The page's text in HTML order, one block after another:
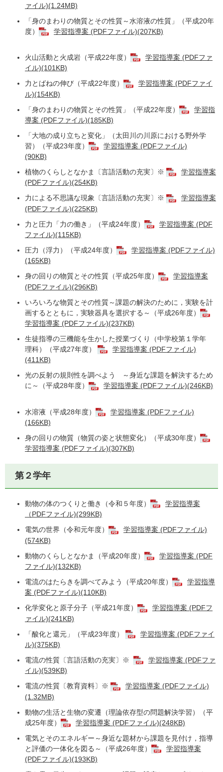
ァイル)(1.24MB)
「身のまわりの物質とその性質～水溶液の性質」（平成20年
度）
学習指導案 (PDFファイル)(207KB)
火山活動と火成岩（平成22年度）
学習指導案 (PDFファ
イル)(101KB)
力とばねの伸び（平成22年度）
学習指導案 (PDFファイ
ル)(154KB)
「身のまわりの物質とその性質」（平成22年度）
学習指
導案 (PDFファイル)(185KB)
「大地の成り立ちと変化」（太田川の川原における野外学
習）（平成23年度）
学習指導案 (PDFファイル)
(90KB)
植物のくらしとなかま〔言語活動の充実〕※
学習指導案
(PDFファイル)(254KB)
力による不思議な現象〔言語活動の充実〕※
学習指導案
(PDFファイル)(225KB)
力と圧力「力の働き」（平成24年度）
学習指導案 (PDF
ファイル)(115KB)
圧力（浮力）（平成24年度）
学習指導案 (PDFファイル)
(165KB)
身の回りの物質とその性質（平成25年度）
学習指導案
(PDFファイル)(296KB)
いろいろな物質とその性質～課題の解決のために，実験を計
画するとともに，実験器具を選択する～（平成26年度）
学習指導案 (PDFファイル)(237KB)
生徒指導の三機能を生かした授業づくり（中学校第１学年
理科）（平成27年度）
学習指導案 (PDFファイル)
(411KB)
光の反射の規則性を調べよう ～身近な課題を解決するため
に～（平成28年度）
学習指導案 (PDFファイル)(246KB)
水溶液（平成28年度）
学習指導案 (PDFファイル)
(166KB)
身の回りの物質（物質の姿と状態変化）（平成30年度）
学習指導案 (PDFファイル)(307KB)
第２学年
動物の体のつくりと働き（令和５年度）
学習指導案
（PDFファイル)(299KB)
電気の世界（令和元年度）
学習指導案 (PDFファイル)
(574KB)
動物のくらしとなかま（平成20年度）
学習指導案 (PDF
ファイル)(132KB)
電流のはたらきを調べてみよう（平成20年度）
学習指導
案 (PDFファイル)(110KB)
化学変化と原子分子（平成21年度）
学習指導案 (PDFフ
ァイル)(241KB)
「酸化と還元」（平成23年度）
学習指導案 (PDFファイ
ル)(375KB)
電流の性質〔言語活動の充実〕※
学習指導案 (PDFファ
イル)(539KB)
電流の性質〔教育資料〕※
学習指導案 (PDFファイル)
(1.32MB)
動物の生活と生物の変遷（理論依存型の問題解決学習）（平
成25年度）
学習指導案 (PDFファイル)(248KB)
電気とそのエネルギー～身近な題材から課題を見付け，指導
と評価の一体化を図る～（平成26年度）
学習指導案
(PDFファイル)(193KB)